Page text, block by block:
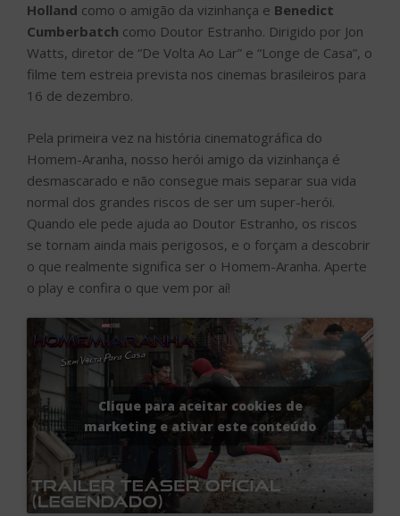
Holland como o amigão da vizinhança e Benedict
Cumberbatch como Doutor Estranho. Dirigido por Jon
Watts, diretor de “De Volta Ao Lar” e “Longe de Casa”, o
filme tem estreia prevista nos cinemas brasileiros para
16 de dezembro.
Pela primeira vez na história cinematográfica do
Homem-Aranha, nosso herói amigo da vizinhança é
desmascarado e não consegue mais separar sua vida
normal dos grandes riscos de ser um super-herói.
Quando ele pede ajuda ao Doutor Estranho, os riscos
se tornam ainda mais perigosos, e o forçam a descobrir
o que realmente significa ser o Homem-Aranha. Aperte
o play e confira o que vem por aí!
Clique para aceitar cookies de
marketing e ativar este conteúdo